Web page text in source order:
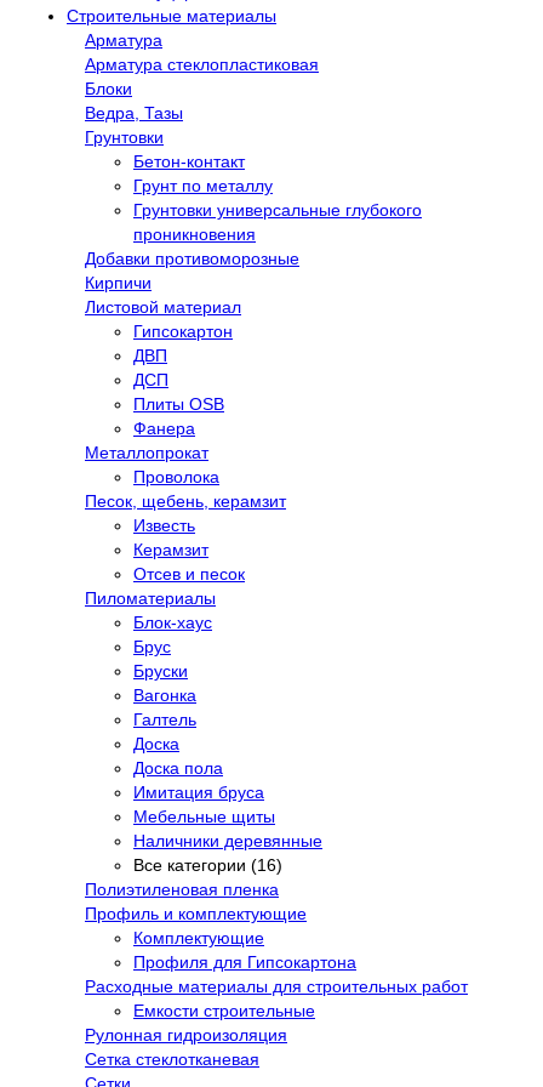
Строительные материалы
Арматура
Арматура стеклопластиковая
Блоки
Ведра, Тазы
Грунтовки
Бетон-контакт
Грунт по металлу
Грунтовки универсальные глубокого
проникновения
Добавки противоморозные
Кирпичи
Листовой материал
Гипсокартон
ДВП
ДСП
Плиты OSB
Фанера
Металлопрокат
Проволока
Песок, щебень, керамзит
Известь
Керамзит
Отсев и песок
Пиломатериалы
Блок-хаус
Брус
Бруски
Вагонка
Галтель
Доска
Доска пола
Имитация бруса
Мебельные щиты
Наличники деревянные
Все категории (16)
Полиэтиленовая пленка
Профиль и комплектующие
Комплектующие
Профиля для Гипсокартона
Расходные материалы для строительных работ
Емкости строительные
Рулонная гидроизоляция
Сетка стеклотканевая